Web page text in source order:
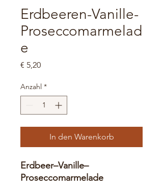
Erdbeeren-Vanille-
Proseccomarmelad
e
€ 5,20Preis
Anzahl *
In den Warenkorb
Erdbeer–Vanille–
Proseccomarmelade